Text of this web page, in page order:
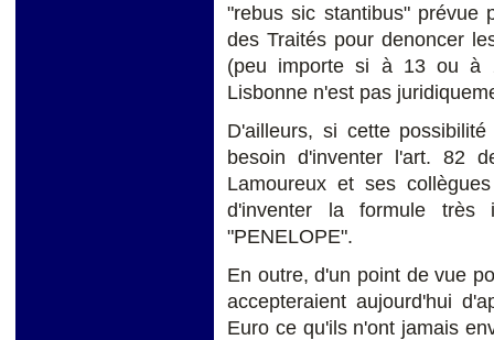
"rebus sic stantibus" prévue
des Traités pour denoncer
(peu importe si à 13 ou à
Lisbonne n'est pas
D'ailleurs, si cette
besoin d'inventer l'art. 82
Lamoureux et ses
d'inventer la formule très
"PENELOPE".
En outre, d'un point de vue
accepteraient aujourd'hui
Euro ce qu'ils n'ont jamais